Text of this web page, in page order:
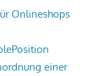
Onlineshops
einer